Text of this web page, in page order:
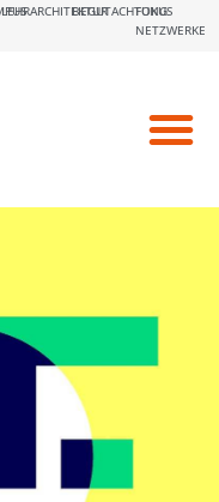
LEHRARCHITEKTURBEGUTACHTUNG
FOKUS
NETZWERKE